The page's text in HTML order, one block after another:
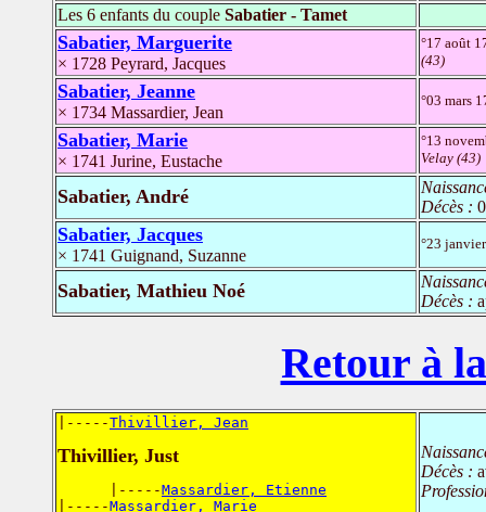
Les 6 enfants du couple Sabatier - Tamet
Sabatier, Marguerite
× 1728 Peyrard, Jacques
°17 août
(43)
Sabatier, Jeanne
× 1734 Massardier, Jean
°03 mars
Sabatier, Marie
× 1741 Jurine, Eustache
°13
Velay (43)
Sabatier, André
Décès :
Sabatier, Jacques
× 1741 Guignand, Suzanne
°23
Sabatier, Mathieu Noé
Décès :
Retour à
|-----Thivillier, Jean
Thivillier, Just
      |-----
Massardier, Etienne
|-----Massardier, Marie
Décès :